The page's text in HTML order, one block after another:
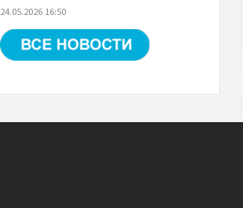
24.05.2026 16:50